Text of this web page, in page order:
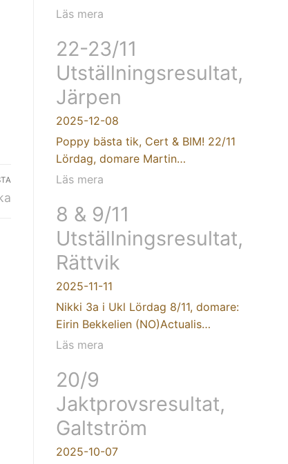
Läs mera
22-23/11
Utställningsresultat,
Järpen
2025-12-08
Poppy bästa tik, Cert & BIM! 22/11
Lördag, domare Martin…
Läs mera
8 & 9/11
Utställningsresultat,
Rättvik
2025-11-11
Nikki 3a i Ukl Lördag 8/11, domare:
Eirin Bekkelien (NO)Actualis…
Läs mera
20/9
Jaktprovsresultat,
Galtström
2025-10-07